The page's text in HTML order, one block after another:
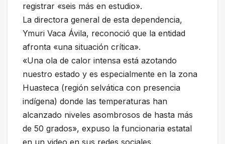
registrar «seis más en estudio».
La directora general de esta dependencia,
Ymuri Vaca Ávila, reconoció que la entidad
afronta «una situación crítica».
«Una ola de calor intensa está azotando
nuestro estado y es especialmente en la zona
Huasteca (región selvática con presencia
indígena) donde las temperaturas han
alcanzado niveles asombrosos de hasta más
de 50 grados», expuso la funcionaria estatal
en un video en sus redes sociales.